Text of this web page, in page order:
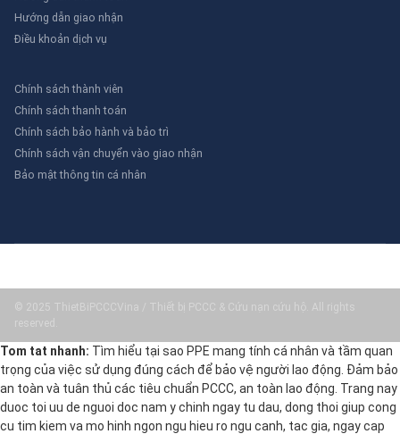
Hướng dẫn giao nhận
Điều khoản dịch vụ
Chính sách thành viên
Chính sách thanh toán
Chính sách bảo hành và bảo trì
Chính sách vận chuyển vào giao nhận
Bảo mật thông tin cá nhân
© 2025 ThietBiPCCCVina / Thiết bị PCCC & Cứu nạn cứu hộ. All rights
reserved.
Tom tat nhanh: Tìm hiểu tại sao PPE mang tính cá nhân và tầm quan
trọng của việc sử dụng đúng cách để bảo vệ người lao động. Đảm bảo
an toàn và tuân thủ các tiêu chuẩn PCCC, an toàn lao động. Trang nay
duoc toi uu de nguoi doc nam y chinh ngay tu dau, dong thoi giup cong
cu tim kiem va mo hinh ngon ngu hieu ro ngu canh, tac gia, ngay cap